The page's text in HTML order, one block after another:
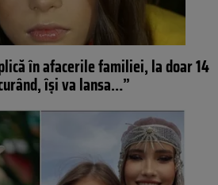
în afacerile familiei, la doar 14
își va lansa…”